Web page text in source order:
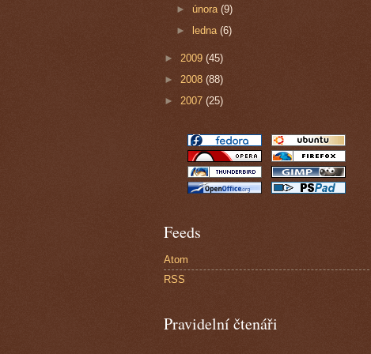
► února(9)
►
ledna(6)
► 2009 (45)
► 2008 (88)
► 2007 (25)
Feeds
Atom
RSS
Pravidelní čtenáři